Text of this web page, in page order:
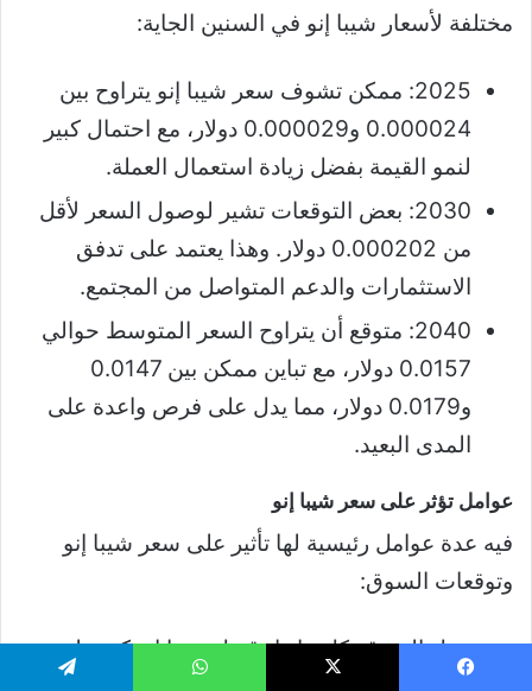
مختلفة لأسعار شيبا إنو في السنين الجاية:
2025: ممكن تشوف سعر شيبا إنو يتراوح بين
0.000024 و0.000029 دولار، مع احتمال كبير
لنمو القيمة بفضل زيادة استعمال العملة.
2030: بعض التوقعات تشير لوصول السعر لأقل
من 0.000202 دولار. وهذا يعتمد على تدفق
الاستثمارات والدعم المتواصل من المجتمع.
2040: متوقع أن يتراوح السعر المتوسط حوالي
0.0157 دولار، مع تباين ممكن بين 0.0147
و0.0179 دولار، مما يدل على فرص واعدة على
المدى البعيد.
عوامل تؤثر على سعر شيبا إنو
فيه عدة عوامل رئيسية لها تأثير على سعر شيبا إنو
وتوقعات السوق:
تقبل السوق: كل ما زاد قبول شيبا إنو كوسيلة